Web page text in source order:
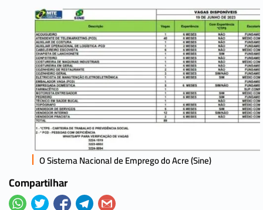
O Sistema Nacional de Emprego do Acre (Sine)
Compartilhar